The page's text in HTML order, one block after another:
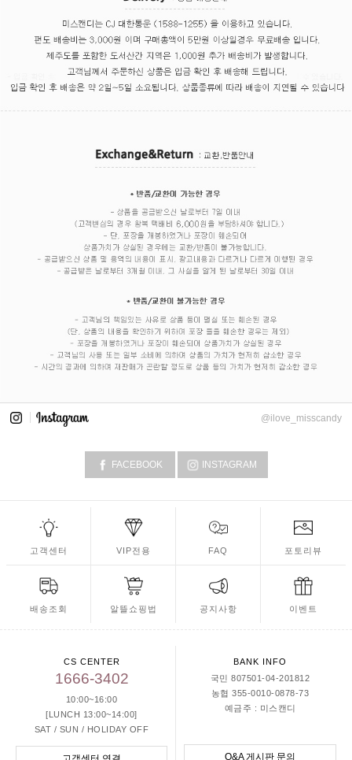
@ilove_misscandy
FACEBOOK INSTAGRAM
고객센터 VIP전용 FAQ 포토리뷰
배송조회 알뜰쇼핑법 공지사항 이벤트
CS CENTER
1666-3402
10:00~16:00
[LUNCH 13:00~14:00]
SAT / SUN / HOLIDAY OFF
BANK INFO
국민 807501-04-201812
농협 355-0010-0878-73
예금주 : 미스캔디
Q&A 게시판 문의